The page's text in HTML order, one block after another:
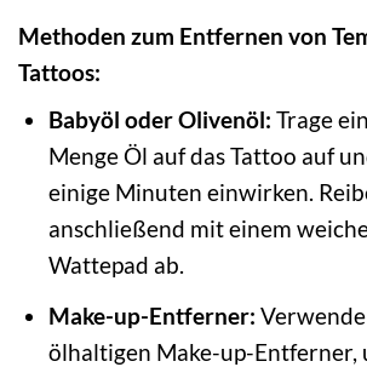
Methoden zum Entfernen von
Tattoos:
Babyöl oder Olivenöl: Trage
Menge Öl auf das Tattoo auf
einige Minuten einwirken.
anschließend mit einem
Wattepad ab.
Make-up-Entferner:
ölhaltigen Make-up-Entferner,